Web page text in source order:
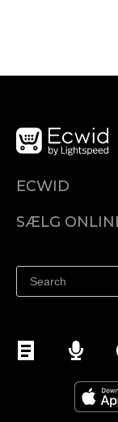
ECWID
Pris
SÆLG
Sælg på
Sælg på Instagram